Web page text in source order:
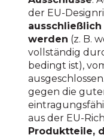
der EU-
werden (z. B.
vollständig
bedingt ist),
gegen die
aus der EU-
Produktteile,